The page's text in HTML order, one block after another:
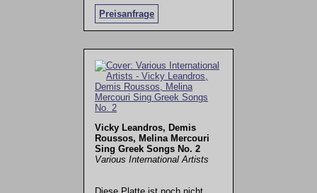
Preisanfrage
Vicky Leandros, Demis
Roussos, Melina Mercouri
Sing Greek Songs No. 2
Various International Artists